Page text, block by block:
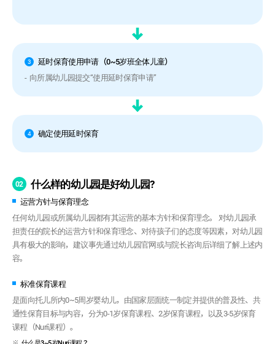
3
延时保育使用申请（0~5岁班全体儿童）
向所属幼儿园提交“使用延时保育申请”
4 确定使用延时保育
02 什么样的幼儿园是好幼儿园?
运营方针与保育理念
任何幼儿园或所属幼儿园都有其运营的基本方针和保育理念。 对幼儿园承
担责任的院长的运营方针和保育理念、对待孩子们的态度等因素，对幼儿园
具有极大的影响，建议事先通过幼儿园官网或与院长咨询后详细了解上述内
容。
标准保育课程
是面向托儿所内0~5周岁婴幼儿，由国家层面统一制定并提供的普及性、共
通性保育目标与内容，分为0-1岁保育课程、2岁保育课程，以及3-5岁保育
课程（Nuri课程）。